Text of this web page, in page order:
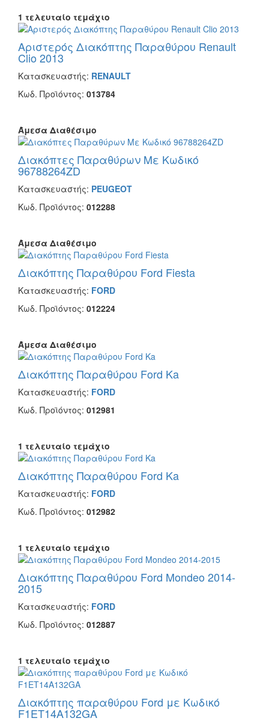
1 τελευταίο τεμάχιο
Αριστερός Διακόπτης Παραθύρου Renault
Clio 2013
Κατασκευαστής: RENAULT
Κωδ. Προϊόντος: 013784
Άμεσα Διαθέσιμο
Διακόπτες Παραθύρων Με Κωδικό
96788264ZD
Κατασκευαστής: PEUGEOT
Κωδ. Προϊόντος: 012288
Άμεσα Διαθέσιμο
Διακόπτης Παραθύρου Ford Fiesta
Κατασκευαστής: FORD
Κωδ. Προϊόντος: 012224
Άμεσα Διαθέσιμο
Διακόπτης Παραθύρου Ford Ka
Κατασκευαστής: FORD
Κωδ. Προϊόντος: 012981
1 τελευταίο τεμάχιο
Διακόπτης Παραθύρου Ford Ka
Κατασκευαστής: FORD
Κωδ. Προϊόντος: 012982
1 τελευταίο τεμάχιο
Διακόπτης Παραθύρου Ford Mondeo 2014-
2015
Κατασκευαστής: FORD
Κωδ. Προϊόντος: 012887
1 τελευταίο τεμάχιο
Διακόπτης παραθύρου Ford με Κωδικό
F1ET14A132GA